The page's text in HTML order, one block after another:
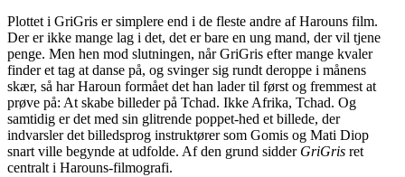
Plottet i GriGris er simplere end i de fleste andre af Harouns film.
Der er ikke mange lag i det, det er bare en ung mand, der vil tjene
penge. Men hen mod slutningen, når GriGris efter mange kvaler
finder et tag at danse på, og svinger sig rundt deroppe i månens
skær, så har Haroun formået det han lader til først og fremmest at
prøve på: At skabe billeder på Tchad. Ikke Afrika, Tchad. Og
samtidig er det med sin glitrende poppet-hed et billede, der
indvarsler det billedsprog instruktører som Gomis og Mati Diop
snart ville begynde at udfolde. Af den grund sidder GriGris ret
centralt i Harouns-filmografi.